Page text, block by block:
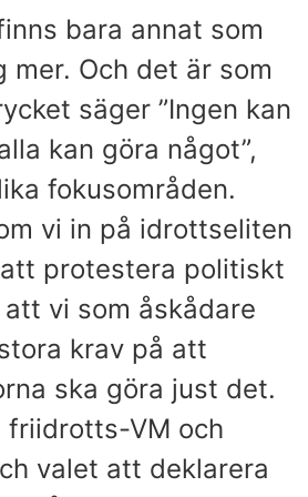
bara annat som
mer. Och det är som
säger ”Ingen kan
kan göra något”,
fokusområden.
vi in på idrottseliten
protestera politiskt
vi som åskådare
krav på att
ska göra just det.
friidrotts-VM och
valet att deklarera